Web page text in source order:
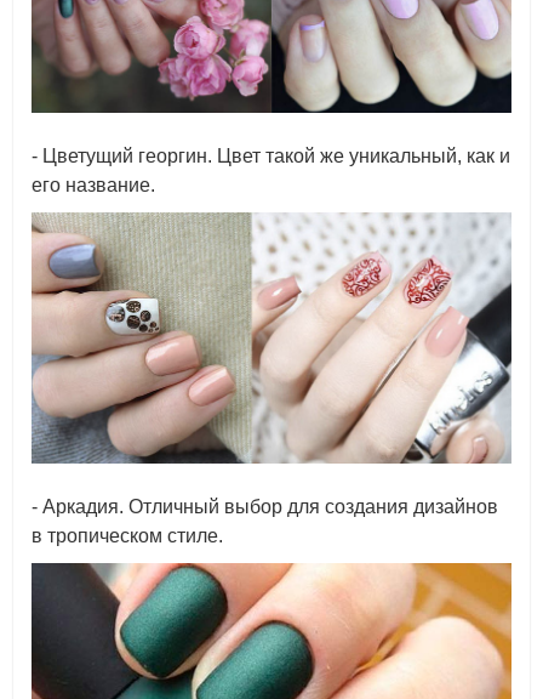
- Цветущий георгин. Цвет такой же уникальный, как и
его название.
- Аркадия. Отличный выбор для создания дизайнов
в тропическом стиле.